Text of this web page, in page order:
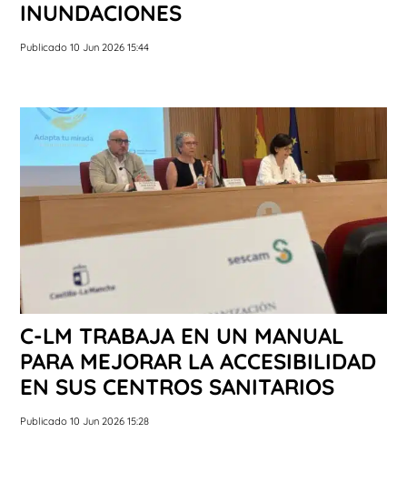
INUNDACIONES
Publicado 10 Jun 2026 15:44
C-LM TRABAJA EN UN MANUAL
PARA MEJORAR LA ACCESIBILIDAD
EN SUS CENTROS SANITARIOS
Publicado 10 Jun 2026 15:28